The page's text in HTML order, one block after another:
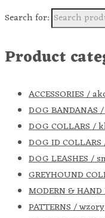
Search for:
Product
ACCESSORIES /
DOG
DOG COLLARS /
DOG ID
DOG LEASHES /
GREYHOUND
MODERN &
PATTERNS / wzory